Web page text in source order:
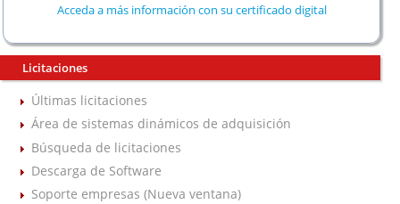
Acceda a más información con su certificado digital
Licitaciones
Últimas licitaciones
Área de sistemas dinámicos de adquisición
Búsqueda de licitaciones
Descarga de Software
Soporte empresas (Nueva ventana)